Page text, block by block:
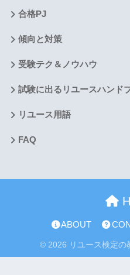
合格PJ
傾向と対策
受験テク＆ノウハウ
試験に出るリユースハンド
リユース用語
FAQ
ABOUT
© 2026 リユース検定の